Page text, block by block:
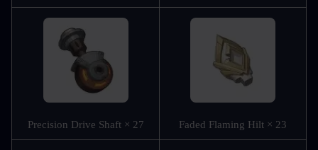
Precision Drive Shaft × 27 Faded Flaming Hilt × 23